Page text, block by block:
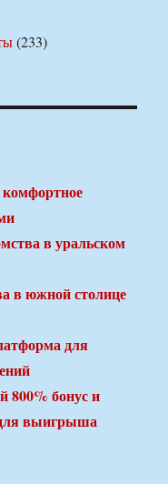
(233)
в уральском
в южной столице
для
800% бонус и
выигрыша